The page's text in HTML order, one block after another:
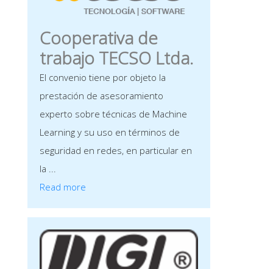
Cooperativa de
trabajo TECSO Ltda.
El convenio tiene por objeto la
prestación de asesoramiento
experto sobre técnicas de Machine
Learning y su uso en términos de
seguridad en redes, en particular en
la ...
Read more